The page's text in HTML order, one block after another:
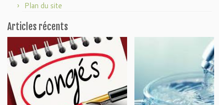
Plan du site
Articles récents